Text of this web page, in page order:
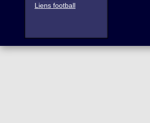
Liens football